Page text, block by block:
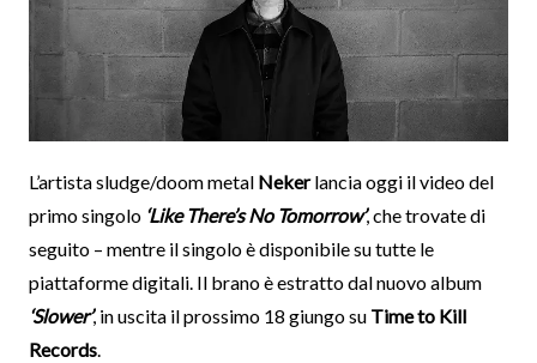
L’artista sludge/doom metal Nekerlancia oggi il video del
primo singolo ‘Like There’s No Tomorrow’, che trovate di
seguito – mentre il singolo è disponibile su tutte le
piattaforme digitali. Il brano è estratto dal nuovo album
‘Slower’, in uscita il prossimo 18 giungo su Time to Kill
Records.